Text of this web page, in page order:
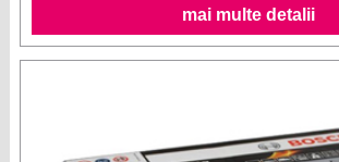
mai multe detalii